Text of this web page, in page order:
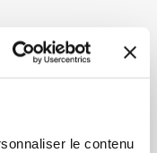
le contenu